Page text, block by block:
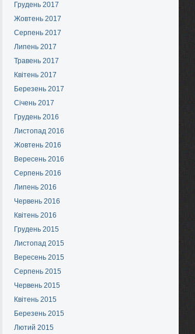
Грудень 2017
Жовтень 2017
Серпень 2017
Липень 2017
Травень 2017
Квітень 2017
Березень 2017
Січень 2017
Грудень 2016
Листопад 2016
Жовтень 2016
Вересень 2016
Серпень 2016
Липень 2016
Червень 2016
Квітень 2016
Грудень 2015
Листопад 2015
Вересень 2015
Серпень 2015
Червень 2015
Квітень 2015
Березень 2015
Лютий 2015